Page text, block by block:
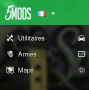
Utilitaires
Armes
Maps